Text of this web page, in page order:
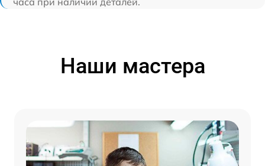
Наши мастера